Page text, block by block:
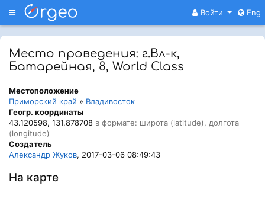
Меню Войти Eng
Место проведения: г.Вл-к,
Батарейная, 8, World Class
Местоположение
Приморский край » Владивосток
Геогр. координаты
43.120598, 131.878708 в формате: широта (latitude), долгота
(longitude)
Создатель
Александр Жуков, 2017-03-06 08:49:43
На карте